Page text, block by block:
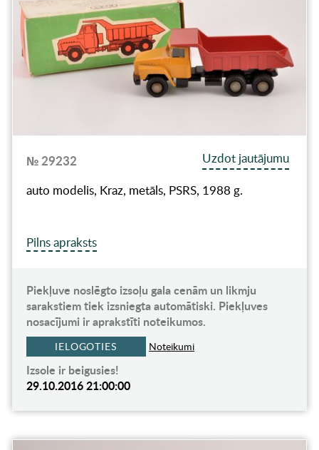
№ 29232
Uzdot jautājumu
auto modelis, Kraz, metāls, PSRS, 1988 g.
Pilns apraksts
Piekļuve noslēgto izsoļu gala cenām un likmju
sarakstiem tiek izsniegta automātiski. Piekļuves
nosacījumi ir aprakstīti noteikumos.
IELOGOTIES Noteikumi
Izsole ir beigusies!
29.10.2016 21:00:00